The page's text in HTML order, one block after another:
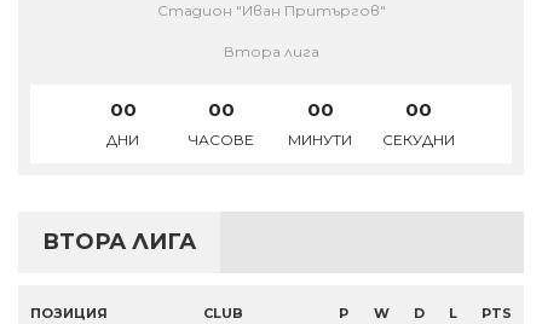
Стадион "Иван Притъргов"
Втора лига
00
ДНИ
00
ЧАСОВЕ
00
МИНУТИ
00
СЕКУДНИ
ВТОРА ЛИГА
ПОЗИЦИЯ CLUB P W D L PTS